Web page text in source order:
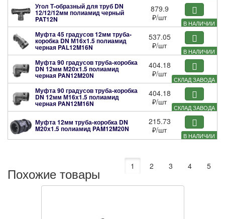
В НАЛИЧИИ
Угол Т-образный для труб DN
12/12/12мм полиамид черный
PAT12N
879.9
₽/шт
В НАЛИЧИИ
Муфта 45 градусов 12мм труба-
коробка DN М16х1.5 полиамид
черная PAL12M16N
537.05
₽/шт
СКЛАД ЗАВОДА
Муфта 90 градусов труба-коробка
DN 12мм М20х1.5 полиамид
черная PAN12M20N
404.18
₽/шт
СКЛАД ЗАВОДА
Муфта 90 градусов труба-коробка
DN 12мм М16х1.5 полиамид
черная PAN12M16N
404.18
₽/шт
В НАЛИЧИИ
Муфта 12мм труба-коробка DN
M20х1.5 полиамид PAM12M20N
215.73
₽/шт
Похожие товары 1 2 3 4 5